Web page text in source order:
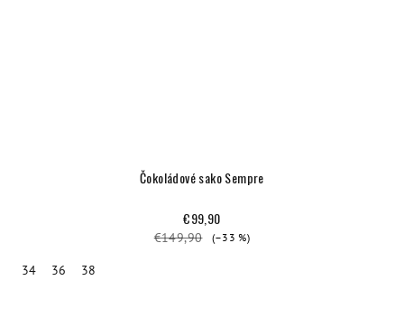
Čokoládové sako Sempre
€99,90
€149,90 (–33 %)
34 36 38